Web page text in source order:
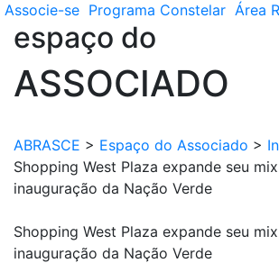
Associe-se Programa Constelar Área
espaço do
ASSOCIADO
ABRASCE > Espaço do Associado >
Shopping West Plaza expande seu
inauguração da Nação Verde
Shopping West Plaza expande seu
inauguração da Nação Verde